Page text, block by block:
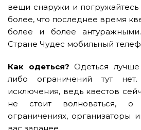
вещи снаружи и
более, что последнее время
более и более
Стране Чудес мобильный
Как одеться? Одеться
либо ограничений тут
исключения, ведь квестов
не стоит волноваться, о
ограничениях, организаторы